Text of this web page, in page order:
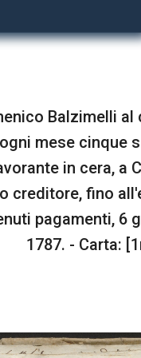
al custode
ogni mese
retribuzione di
, garzone di
all'estinzione
pagamenti,
Museo Galileo
Balzimelli
mese cinque
in cera, a
creditore, fino
pagamenti, 6
1787. - Carta: